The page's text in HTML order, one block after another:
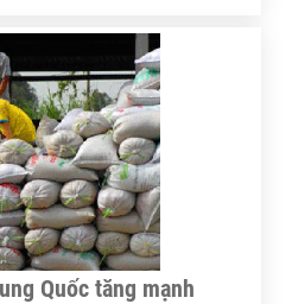
đồng/kg nhân), song,
đồng loạt mà tạm trữ tại
giá đã khiến nhiều DN XK
mua được hàng phục
Quốc tăng mạnh